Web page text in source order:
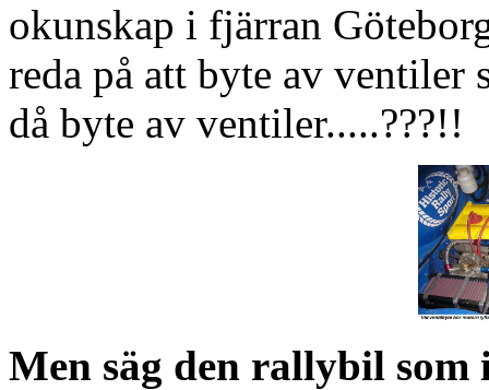
okunskap i fjärran
reda på att byte av
då byte av ventiler.....???!!
Men säg den rallybil